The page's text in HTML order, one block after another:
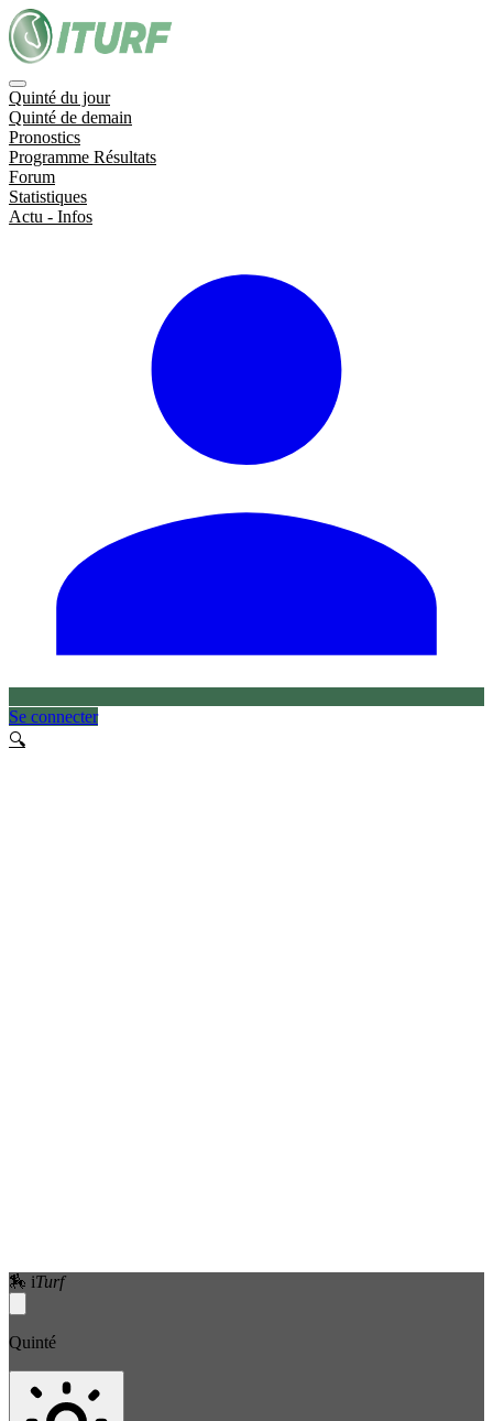
Quinté du jour
Quinté de demain
Pronostics
Programme Résultats
Forum
Statistiques
Actu - Infos
Se connecter
🔍
🏇 iTurf
Quinté